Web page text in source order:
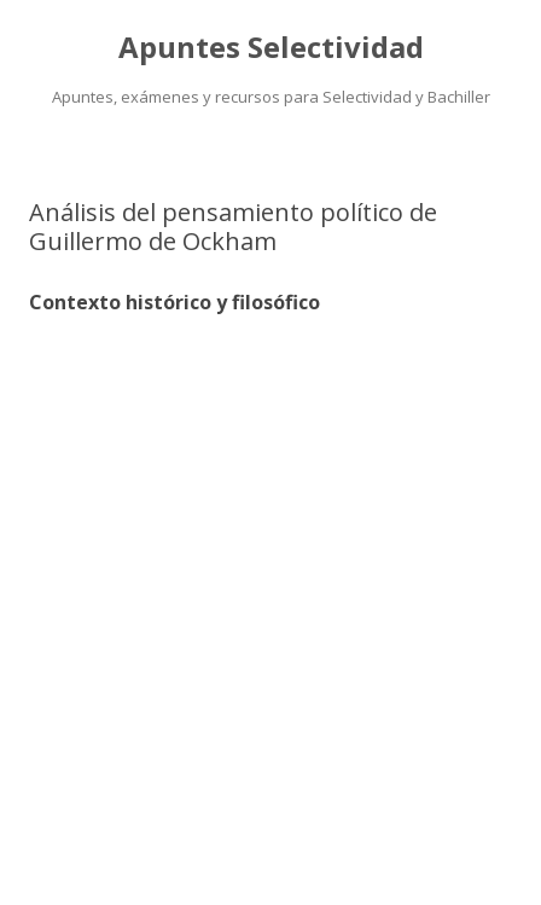
Apuntes Selectividad
Apuntes, exámenes y recursos para Selectividad y Bachiller
Análisis del pensamiento político de
Guillermo de Ockham
Contexto histórico y filosófico